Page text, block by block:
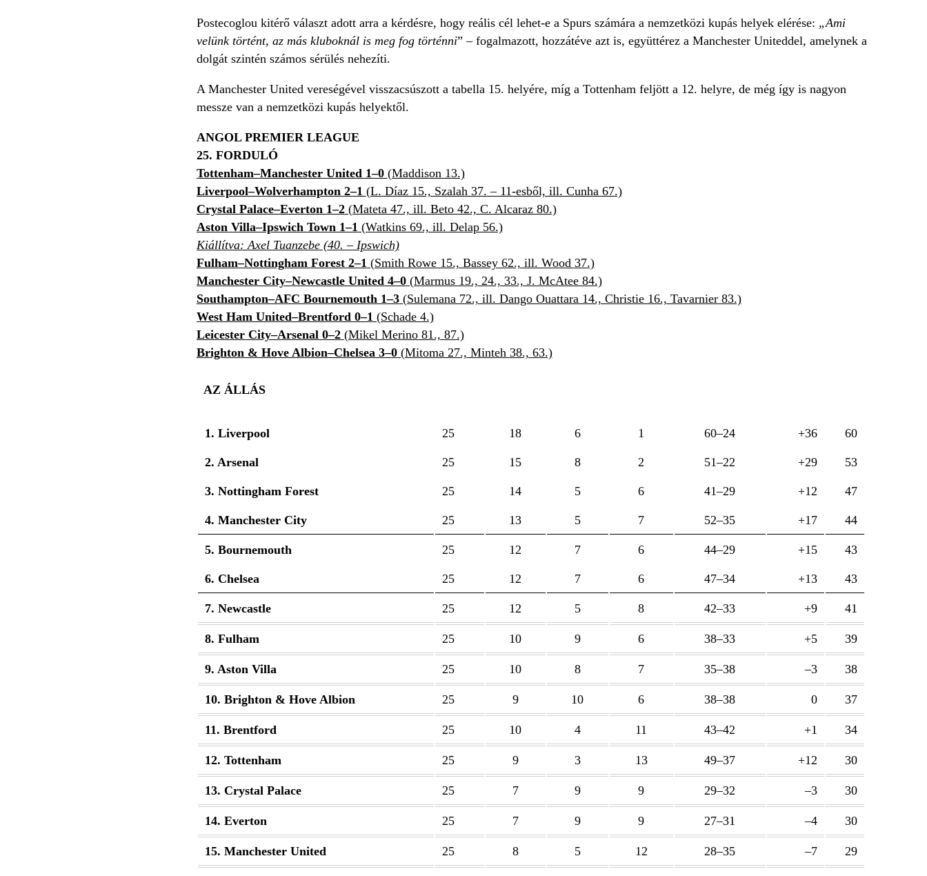
Postecoglou kitérő választ adott arra a kérdésre, hogy reális cél lehet-e a Spurs számára a nemzetközi kupás helyek elérése: „Ami
velünk történt, az más kluboknál is meg fog történni” – fogalmazott, hozzátéve azt is, együttérez a Manchester Uniteddel, amelynek a
dolgát szintén számos sérülés nehezíti.
A Manchester United vereségével visszacsúszott a tabella 15. helyére, míg a Tottenham feljött a 12. helyre, de még így is nagyon
messze van a nemzetközi kupás helyektől.
ANGOL PREMIER LEAGUE
25. FORDULÓ
Tottenham–Manchester United 1–0 (Maddison 13.)
Liverpool–Wolverhampton 2–1 (L. Díaz 15., Szalah 37. – 11-esből, ill. Cunha 67.)
Crystal Palace–Everton 1–2(Mateta 47., ill. Beto 42., C. Alcaraz 80.)
Aston Villa–Ipswich Town 1–1 (Watkins 69., ill. Delap 56.)
Kiállítva: Axel Tuanzebe (40. – Ipswich)
Fulham–Nottingham Forest 2–1 (Smith Rowe 15., Bassey 62., ill. Wood 37.)
Manchester City–Newcastle United 4–0(Marmus 19., 24., 33., J. McAtee 84.)
Southampton–AFC Bournemouth 1–3(Sulemana 72., ill. Dango Ouattara 14., Christie 16., Tavarnier 83.)
West Ham United–Brentford 0–1 (Schade 4.)
Leicester City–Arsenal 0–2 (Mikel Merino 81., 87.)
Brighton & Hove Albion–Chelsea 3–0(Mitoma 27., Minteh 38., 63.)
1. Liverpool 25 18 6 1 60–24 +36 60
2. Arsenal 25 15 8 2 51–22 +29 53
3. Nottingham Forest 25 14 5 6 41–29 +12 47
4. Manchester City 25 13 5 7 52–35 +17 44
5. Bournemouth 25 12 7 6 44–29 +15 43
6. Chelsea 25 12 7 6 47–34 +13 43
7. Newcastle 25 12 5 8 42–33 +9 41
8. Fulham 25 10 9 6 38–33 +5 39
9. Aston Villa 25 10 8 7 35–38 –3 38
10. Brighton & Hove Albion 25 9 10 6 38–38 0 37
11. Brentford 25 10 4 11 43–42 +1 34
12. Tottenham 25 9 3 13 49–37 +12 30
13. Crystal Palace 25 7 9 9 29–32 –3 30
14. Everton 25 7 9 9 27–31 –4 30
15. Manchester United 25 8 5 12 28–35 –7 29
AZ ÁLLÁS